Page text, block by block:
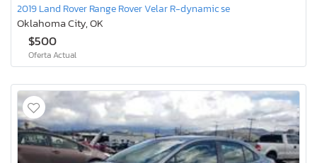
2019 Land Rover Range Rover Velar R-dynamic se
Oklahoma City, OK
$500
Oferta Actual